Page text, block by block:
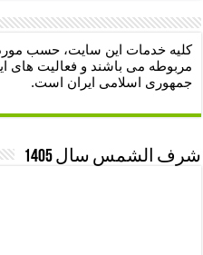
کلیه خدمات این سایت، حسب مورد
مربوطه می باشند و فعالیت های
جمهوری اسلامی ایران است.
شرف الشمس سال 1405